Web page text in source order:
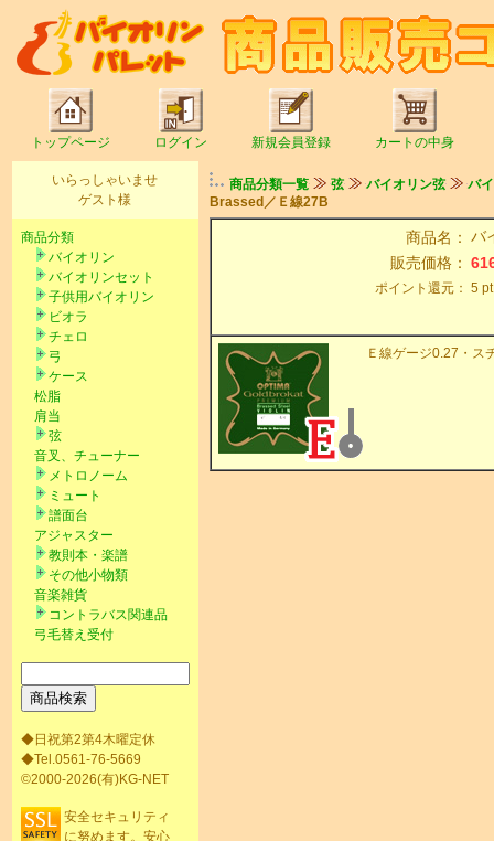
トップページ ログイン 新規会員登録 カートの中身
いらっしゃいませ
ゲスト様
商品分類
バイオリン
バイオリンセット
子供用バイオリン
ビオラ
チェロ
弓
ケース
松脂
肩当
弦
音叉、チューナー
メトロノーム
ミュート
譜面台
アジャスター
教則本・楽譜
その他小物類
音楽雑貨
コントラバス関連品
弓毛替え受付
◆日祝第2第4木曜定休
◆Tel.0561-76-5669
©2000-2026(有)KG-NET
安全セキュリティ
に努めます。安心
商品分類一覧 弦 バイオリン弦
バ
Brassed／Ｅ線27B
商品名： バ
販売価格：
ポイント還元： 5
Ｅ線ゲージ0.27・ス